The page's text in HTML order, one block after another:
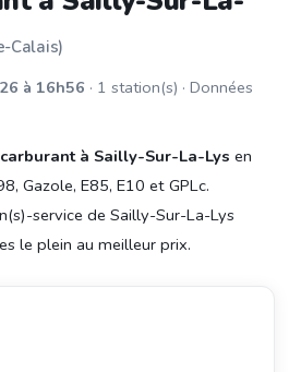
Calais)
à 16h56 · 1 station(s) · Données
à Sailly-Sur-La-Lys en
Gazole, E85, E10 et GPLc.
service de Sailly-Sur-La-Lys
le plein au meilleur prix.